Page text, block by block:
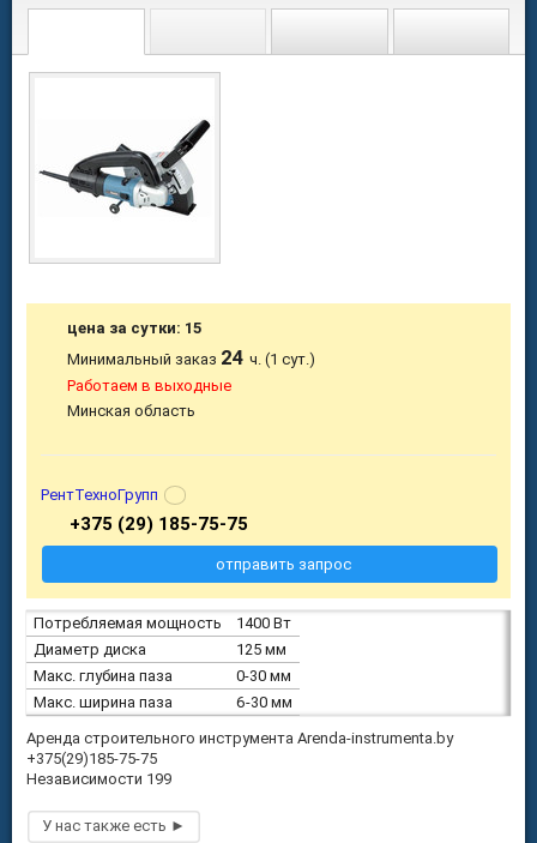
Потребляемая мощность
1400 Вт
Диаметр диска
125 мм
Макс. глубина паза
0-30 мм
Макс. ширина паза
6-30 мм
Аренда строительного инструмента Arenda-instrumenta.by
+375(29)185-75-75
Независимости 199
цена за сутки: 15
Минимальный заказ 24ч. (1 сут.)
Работаем в выходные
Минская область
РентТехноГрупп
+375 (29) 185-75-75
отправить запрос